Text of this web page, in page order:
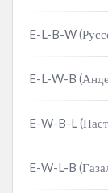
E-L-B-W
E-L-W-B
E-W-B-L
E-W-L-B